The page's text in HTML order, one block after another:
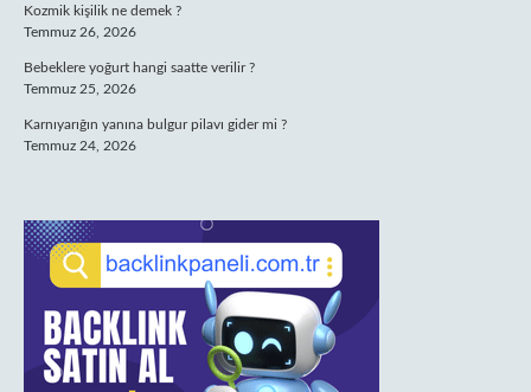
Kozmik kişilik ne demek ?
Temmuz 26, 2026
Bebeklere yoğurt hangi saatte verilir ?
Temmuz 25, 2026
Karnıyarığın yanına bulgur pilavı gider mi ?
Temmuz 24, 2026